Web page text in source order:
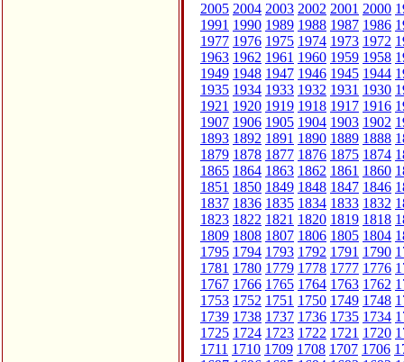
2005 2004 2003 2002 2001 2000
1991 1990 1989 1988 1987 1986
1977 1976 1975 1974 1973 1972
1963 1962 1961 1960 1959 1958
1949 1948 1947 1946 1945 1944
1935 1934 1933 1932 1931 1930
1921 1920 1919 1918 1917 1916
1907 1906 1905 1904 1903 1902
1893 1892 1891 1890 1889 1888
1879 1878 1877 1876 1875 1874
1865 1864 1863 1862 1861 1860
1851 1850 1849 1848 1847 1846
1837 1836 1835 1834 1833 1832
1823 1822 1821 1820 1819 1818
1809 1808 1807 1806 1805 1804
1795 1794 1793 1792 1791 1790
1781 1780 1779 1778 1777 1776
1767 1766 1765 1764 1763 1762
1753 1752 1751 1750 1749 1748
1739 1738 1737 1736 1735 1734
1725 1724 1723 1722 1721 1720
1711 1710 1709 1708 1707 1706